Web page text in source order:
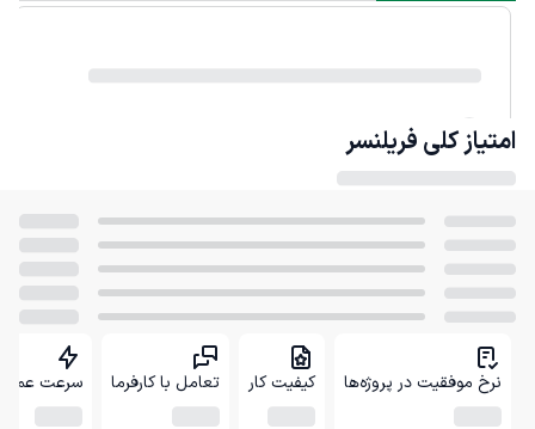
امتیاز کلی فریلنسر
نرخ موفقیت در پروژه‌ها کیفیت کار تعامل با کارفرما سرعت عمل